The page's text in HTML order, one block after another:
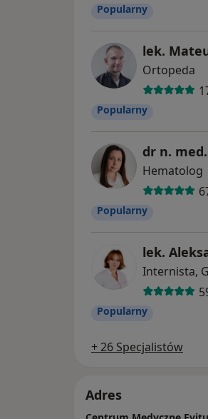
Popularny
lek.
Ortopeda
Popularny
dr n.
Hematolog
Popularny
lek.
Internista,
Popularny
+ 26 Specjalistów
Adres